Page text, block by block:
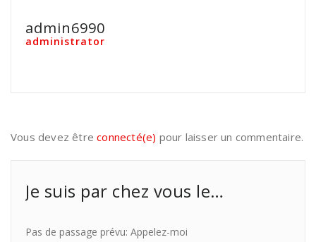
admin6990
administrator
Vous devez êtreconnecté(e) pour laisser un commentaire.
Je suis par chez vous le…
Pas de passage prévu: Appelez-moi